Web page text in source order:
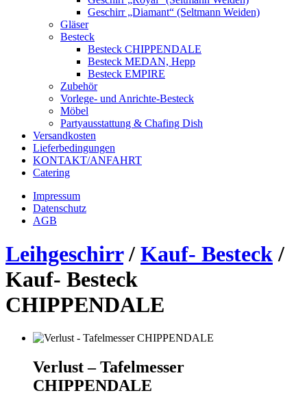
Geschirr „Diamant“ (Seltmann Weiden)
Gläser
Besteck
Besteck CHIPPENDALE
Besteck MEDAN, Hepp
Besteck EMPIRE
Zubehör
Vorlege- und Anrichte-Besteck
Möbel
Partyausstattung & Chafing Dish
Versandkosten
Lieferbedingungen
KONTAKT/ANFAHRT
Catering
Impressum
Datenschutz
AGB
Leihgeschirr / Kauf- Besteck /
Kauf- Besteck
CHIPPENDALE
Verlust – Tafelmesser
CHIPPENDALE